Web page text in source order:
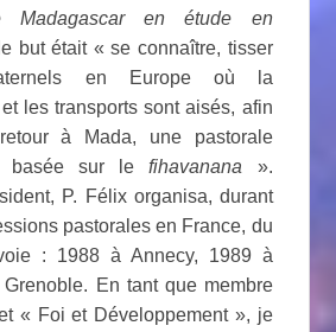
Madagascar en étude en
but était « se connaître, tisser
en Europe où la
les transports sont aisés, afin
à Mada, une pastorale
basée sur lefihavanana ».
P. Félix organisa, durant
pastorales en France, du
: 1988 à Annecy, 1989 à
En tant que membre
« Foi et Développement », je